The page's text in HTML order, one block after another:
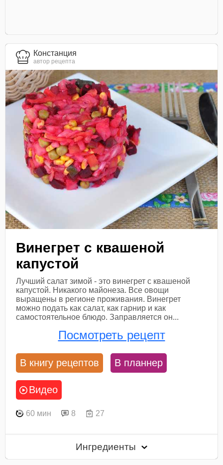
Констанция
автор рецепта
Винегрет с квашеной
капустой
Лучший салат зимой - это винегрет с квашеной
капустой. Никакого майонеза. Все овощи
выращены в регионе проживания. Винегрет
можно подать как салат, как гарнир и как
самостоятельное блюдо. Заправляется он...
Посмотреть рецепт
В книгу рецептов В планнер
Видео
60 мин 8 27
Ингредиенты